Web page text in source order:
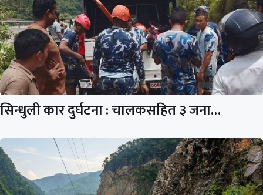
सिन्धुली कार दुर्घटना : चालकसहित ३ जना…